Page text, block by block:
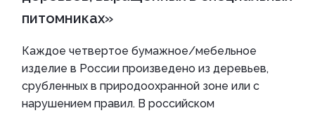
питомниках»
Каждое четвертое бумажное/мебельное
изделие в России произведено из деревьев,
срубленных в природоохранной зоне или с
нарушением правил. В российском